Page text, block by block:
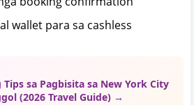
wallet para sa cashless
Tips sa Pagbisita sa New York City
(2026 Travel Guide) →